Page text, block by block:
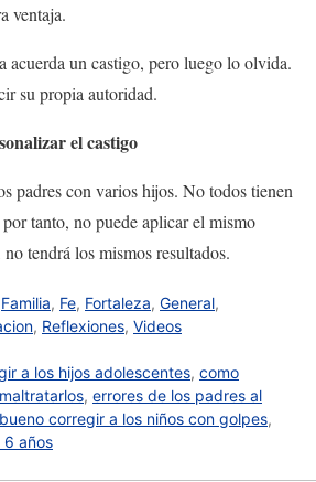
ventaja.
acuerda un castigo, pero luego lo olvida.
su propia autoridad.
el castigo
padres con varios hijos. No todos tienen
tanto, no puede aplicar el mismo
tendrá los mismos resultados.
Familia, Fe, Fortaleza, General,
, Reflexiones, Videos
a los hijos adolescentes, como
, errores de los padres al
corregir a los niños con golpes,
6 años